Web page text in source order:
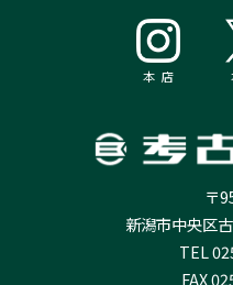
本 店
〒
新潟市中央区
TEL
FAX